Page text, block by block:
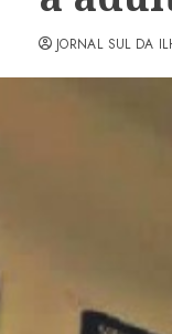
JORNAL SUL DA